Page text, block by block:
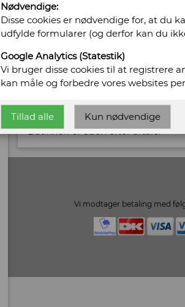
4760 Vordingborg
Telefonnr: 6128 5700
CVR/SE: 29350396
Email:cr@ntikvar.dk
Vis alle bøger fra C. Rasmussens
Åbningstider:
Butikken er åben efter aftale.
Vi modtager betaling med
Nødvendige:
Disse cookies er nødvendige for, at du
udfylde formularer (og derfor kan du
Google Analytics (Statestik)
Vi bruger disse cookies til at registrere
kan måle og forbedre vores websites
Tillad alle Kun nødvendige